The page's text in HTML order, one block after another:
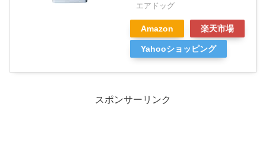
エアドッグ
Amazon 楽天市場
Yahooショッピング
スポンサーリンク